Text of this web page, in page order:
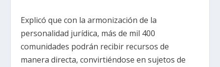
Explicó que con la armonización de la
personalidad jurídica, más de mil 400
comunidades podrán recibir recursos de
manera directa, convirtiéndose en sujetos de